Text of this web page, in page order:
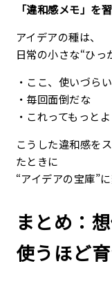
「違和感メモ」を
アイデアの種は、
日常の小さな“ひっ
・ここ、使いづら
・毎回面倒だな
・これってもっと
こうした違和感を
たときに
“アイデアの宝庫”に
まとめ：
使うほど育